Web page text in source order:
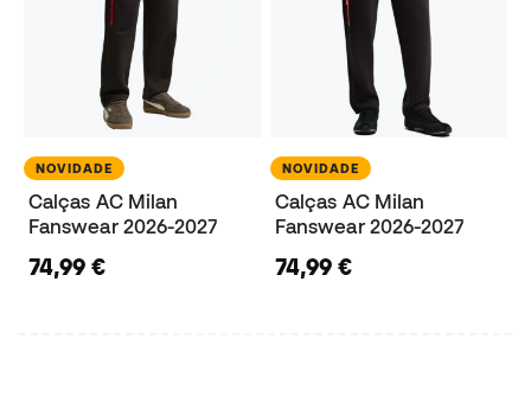
NOVIDADE
Calças AC Milan
Fanswear 2026-2027
74,99 €
NOVIDADE
Calças AC Milan
Fanswear 2026-2027
74,99 €